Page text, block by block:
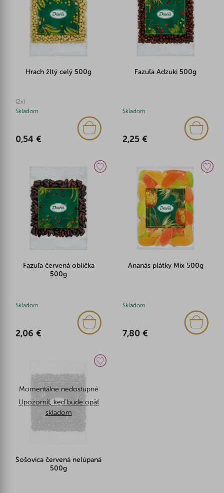
Hrach žltý celý 500g
(2x)
Skladom
0,54 €
Fazuľa Adzuki 500g
Skladom
2,25 €
Fazuľa červená oblička
500g
Skladom
2,06 €
Ananás plátky Mix 500g
Skladom
7,80 €
Momentálne nedostupné
Upozorniť, keď bude opäť
skladom
Šošovica červená nelúpaná
500g